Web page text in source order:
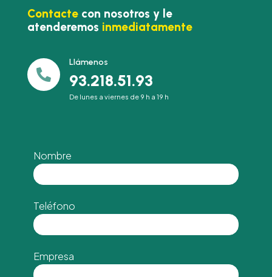
Contactecon nosotros y le
atenderemos inmediatamente

Llámenos
93.218.51.93
De lunes a viernes de 9 h a 19 h
Nombre
Teléfono
Empresa